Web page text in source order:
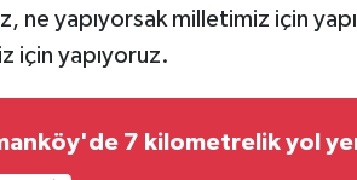
ne yapıyorsak milletimiz için
için yapıyoruz.
7 kilometrelik yol